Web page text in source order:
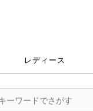
レディース